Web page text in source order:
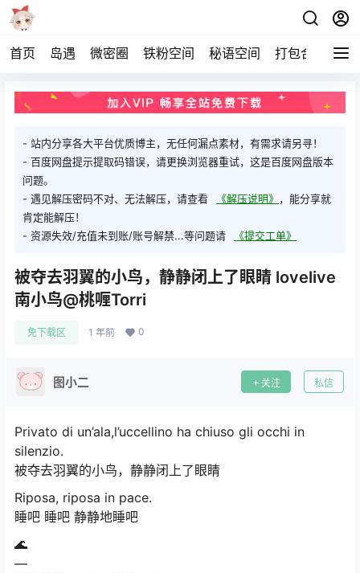
首页 岛遇 微密圈 铁粉空间 秘语空间 打包合集 关
- 站内分享各大平台优质博主，无任何漏点素材，有需求请另寻！
- 百度网盘提示提取码错误，请更换浏览器重试，这是百度网盘版本
问题。
- 遇见解压密码不对、无法解压，请查看
《解压说明》 ，能分享就
肯定能解压！
- 资源失效/充值未到账/账号解禁...等问题请
《提交工单》
被夺去羽翼的小鸟，静静闭上了眼睛 lovelive
南小鸟@桃喱Torri
免下载区 1 年前 0
图小二 关注 私信
Privato di un’ala,l’uccellino ha chiuso gli occhi in
silenzio.
被夺去羽翼的小鸟，静静闭上了眼睛
Riposa, riposa in pace.
睡吧 睡吧 静静地睡吧
🌊
—